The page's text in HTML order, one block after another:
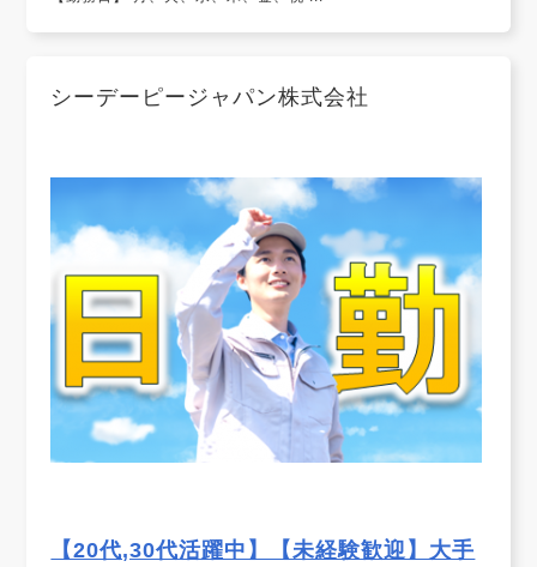
シーデーピージャパン株式会社
【20代,30代活躍中】【未経験歓迎】大手